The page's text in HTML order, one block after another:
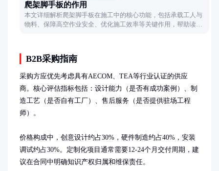
爬架脚手板的作用
本文详细解析爬架脚手板在施工中的核心功能，包括承载工人与
物料、保障高空作业安全、优化施工效率等关键作用，帮助读者
B2B采购指南
采购方应优先考虑具有AECOM、TEA等行业认证的供应
商。核心评估指标包括：设计能力（是否有成功案例）、制
造工艺（是否自有工厂）、售后服务（是否提供驻场工程
师）。
价格构成中，创意设计约占30%，硬件制造约占40%，安装
调试约占30%。定制化项目通常需要12-24个月交付周期，建
议在合同中明确知识产权归属和维保责任。